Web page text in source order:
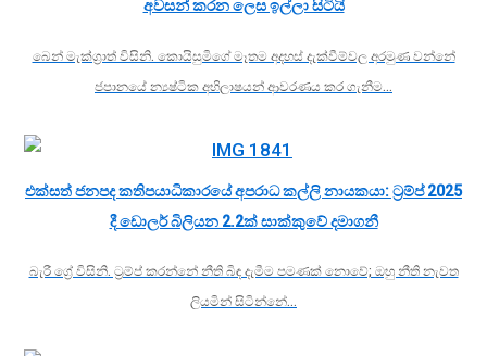
අවසන් කරන ලෙස ඉල්ලා සිටියි
බෙන් මැක්ග්‍රාත් විසිනි. කොයිසුමිගේ මෑතම අදහස් දැක්වීම්වල අරමුණ වන්නේ
ජපානයේ න්‍යෂ්ටික අභිලාෂයන් ආවරණය කර ගැනීම…
එක්සත් ජනපද කතිපයාධිකාරයේ අපරාධ කල්ලි නායකයා: ට්‍රම්ප් 2025
දී ඩොලර් බිලියන 2.2ක් සාක්කුවේ දමාගනී
බැරී ග්‍රේ විසිනි. ට්‍රම්ප් කරන්නේ නීති බිඳ දැමීම පමණක් නොවේ; ඔහු නීති නැවත
ලියමින් සිටින්නේ…